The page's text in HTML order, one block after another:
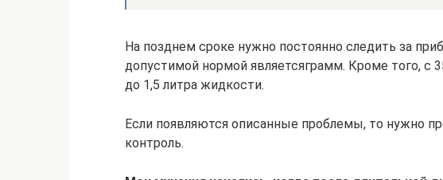
На позднем сроке нужно постоянно следить за
допустимой нормой являетсяграмм. Кроме того, с
до 1,5 литра жидкости.
Если появляются описанные проблемы, то нужно
контроль.